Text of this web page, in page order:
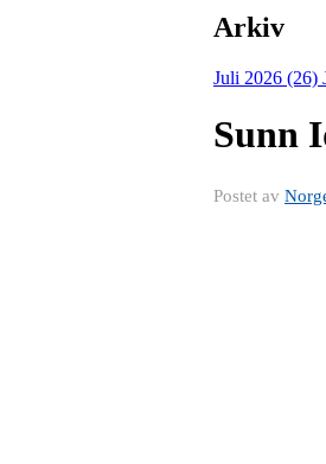
Arkiv
Juli 2026 (26)
Sunn
Postet av